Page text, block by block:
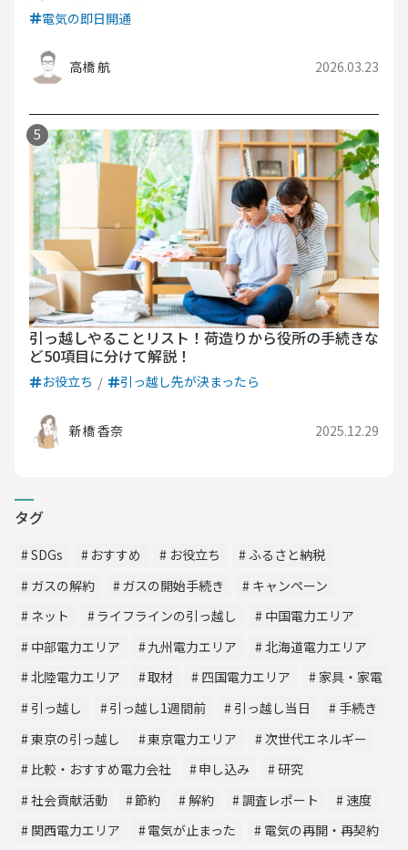
電気の即日開通
高橋 航 2026.03.23
引っ越しやることリスト！荷造りから役所の手続きな
ど50項目に分けて解説！
お役立ち 引っ越し先が決まったら
新橋 香奈 2025.12.29
タグ
SDGs おすすめ お役立ち
ふるさと納税
ガスの解約
ガスの開始手続き
キャンペーン
ネット
ライフラインの引っ越し
中国電力エリア
中部電力エリア
九州電力エリア
北海道電力エリア
北陸電力エリア
取材 四国電力エリア
家具・家電
引っ越し
引っ越し1週間前 引っ越し当日
手続き
東京の引っ越し
東京電力エリア
次世代エネルギー
比較・おすすめ電力会社
申し込み
研究
社会貢献活動
節約 解約 調査レポート
速度
関西電力エリア
電気が止まった
電気の再開・再契約